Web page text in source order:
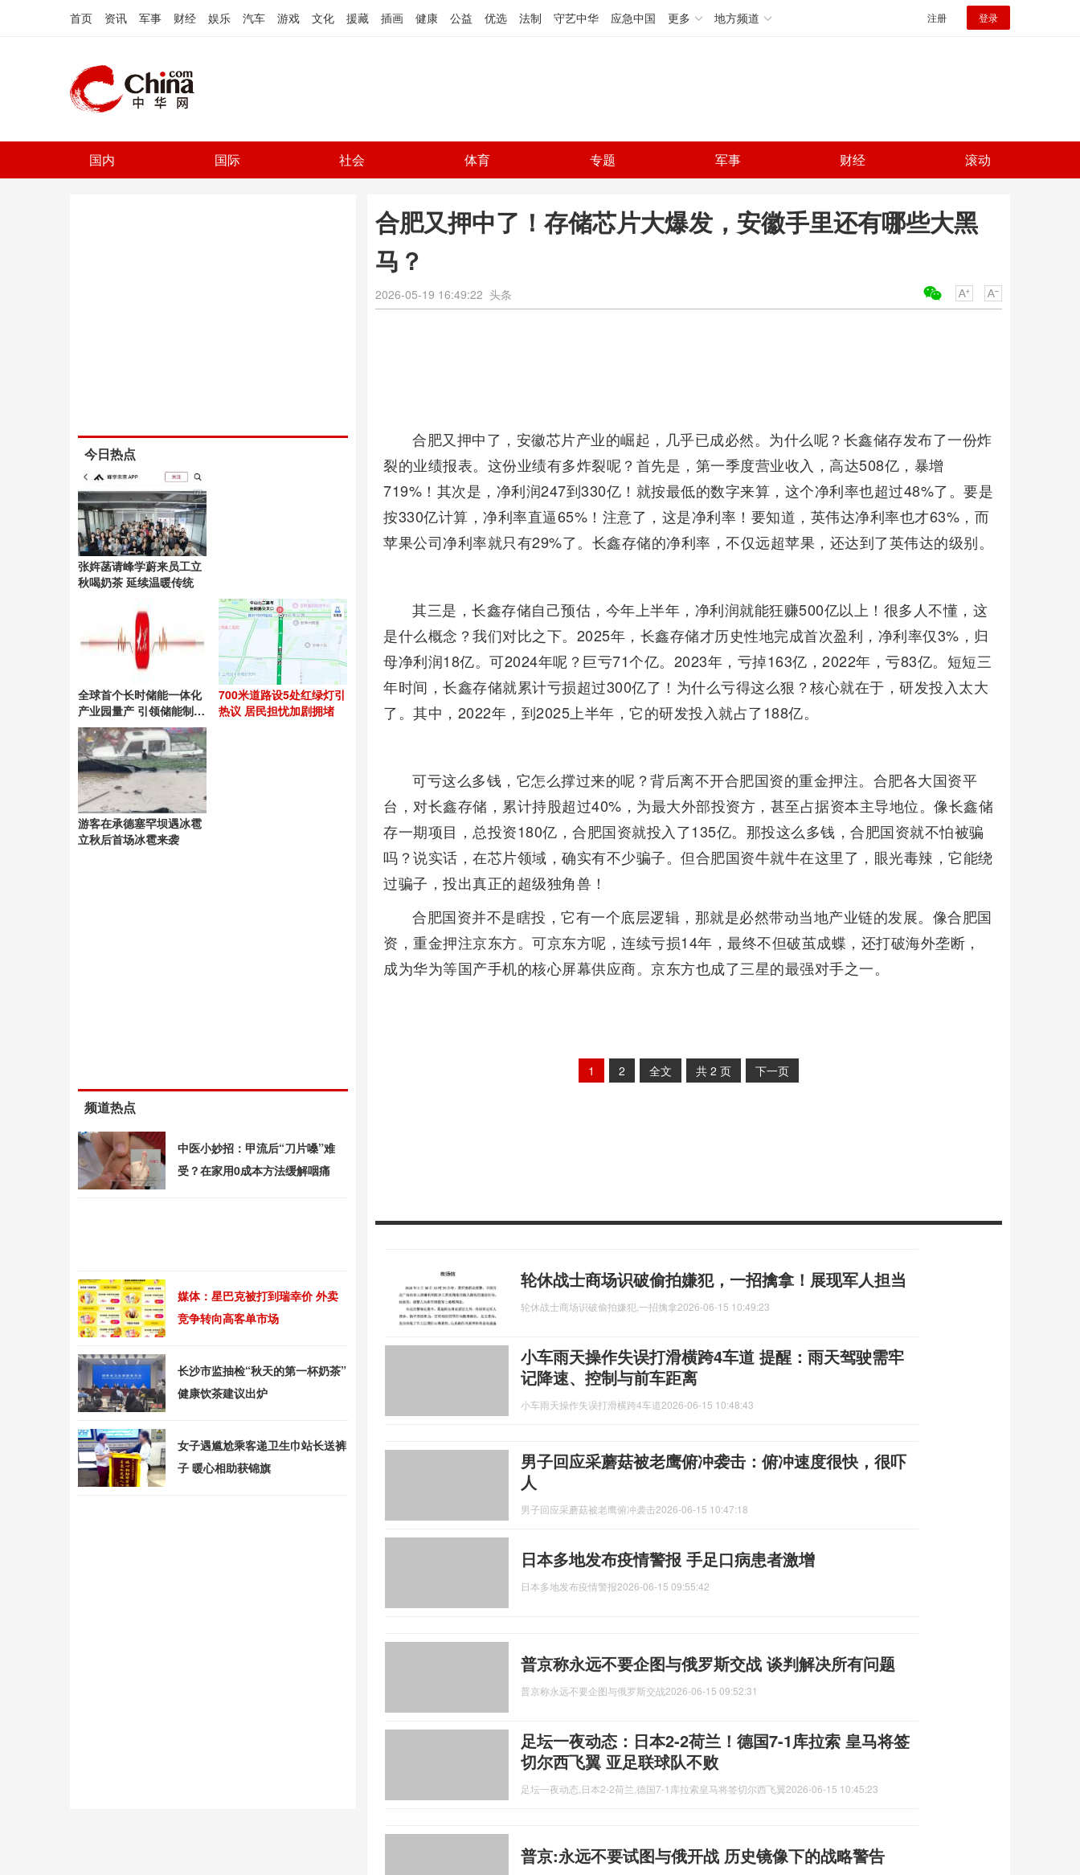
首页 资讯 军事 财经 娱乐 汽车 游戏 文化 援藏 插画 健康 公益 优选 法制 守艺中华 应急中国 更多 地方频道 注册 登录
国内 国际 社会 体育 专题 军事 财经 滚动
合肥又押中了！存储芯片大爆发，安徽手里还有哪些大黑
马？
2026-05-19 16:49:22 头条
合肥又押中了，安徽芯片产业的崛起，几乎已成必然。为什么呢？长鑫储存发布了一份炸
裂的业绩报表。这份业绩有多炸裂呢？首先是，第一季度营业收入，高达508亿，暴增
719%！其次是，净利润247到330亿！就按最低的数字来算，这个净利率也超过48%了。要是
按330亿计算，净利率直逼65%！注意了，这是净利率！要知道，英伟达净利率也才63%，而
苹果公司净利率就只有29%了。长鑫存储的净利率，不仅远超苹果，还达到了英伟达的级别。
其三是，长鑫存储自己预估，今年上半年，净利润就能狂赚500亿以上！很多人不懂，这
是什么概念？我们对比之下。2025年，长鑫存储才历史性地完成首次盈利，净利率仅3%，归
母净利润18亿。可2024年呢？巨亏71个亿。2023年，亏掉163亿，2022年，亏83亿。短短三
年时间，长鑫存储就累计亏损超过300亿了！为什么亏得这么狠？核心就在于，研发投入太大
了。其中，2022年，到2025上半年，它的研发投入就占了188亿。
可亏这么多钱，它怎么撑过来的呢？背后离不开合肥国资的重金押注。合肥各大国资平
台，对长鑫存储，累计持股超过40%，为最大外部投资方，甚至占据资本主导地位。像长鑫储
存一期项目，总投资180亿，合肥国资就投入了135亿。那投这么多钱，合肥国资就不怕被骗
吗？说实话，在芯片领域，确实有不少骗子。但合肥国资牛就牛在这里了，眼光毒辣，它能绕
过骗子，投出真正的超级独角兽！
合肥国资并不是瞎投，它有一个底层逻辑，那就是必然带动当地产业链的发展。像合肥国
资，重金押注京东方。可京东方呢，连续亏损14年，最终不但破茧成蝶，还打破海外垄断，
成为华为等国产手机的核心屏幕供应商。京东方也成了三星的最强对手之一。
1 2 全文 共 2 页 下一页
轮休战士商场识破偷拍嫌犯，一招擒拿！展现军人担当
轮休战士商场识破偷拍嫌犯,一招擒拿2026-06-15 10:49:23
小车雨天操作失误打滑横跨4车道 提醒：雨天驾驶需牢
记降速、控制与前车距离
小车雨天操作失误打滑横跨4车道2026-06-15 10:48:43
男子回应采蘑菇被老鹰俯冲袭击：俯冲速度很快，很吓
人
男子回应采蘑菇被老鹰俯冲袭击2026-06-15 10:47:18
日本多地发布疫情警报 手足口病患者激增
日本多地发布疫情警报2026-06-15 09:55:42
普京称永远不要企图与俄罗斯交战 谈判解决所有问题
普京称永远不要企图与俄罗斯交战2026-06-15 09:52:31
足坛一夜动态：日本2-2荷兰！德国7-1库拉索 皇马将签
切尔西飞翼 亚足联球队不败
足坛一夜动态,日本2-2荷兰,德国7-1库拉索皇马将签切尔西飞翼2026-06-15 10:45:23
普京:永远不要试图与俄开战 历史镜像下的战略警告
今日热点
张姩菡请峰学蔚来员工立
秋喝奶茶 延续温暖传统
全球首个长时储能一体化
产业园量产 引领储能制造
新标高
700米道路设5处红绿灯引
热议 居民担忧加剧拥堵
游客在承德塞罕坝遇冰雹
立秋后首场冰雹来袭
频道热点
中医小妙招：甲流后“刀片嗓”难
受？在家用0成本方法缓解咽痛
媒体：星巴克被打到瑞幸价 外卖
竞争转向高客单市场
长沙市监抽检“秋天的第一杯奶茶”
健康饮茶建议出炉
女子遇尴尬乘客递卫生巾站长送裤
子 暖心相助获锦旗